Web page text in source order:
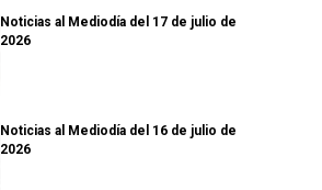
Noticias al Mediodía del 17 de julio de
2026
Noticias al Mediodía del 16 de julio de
2026